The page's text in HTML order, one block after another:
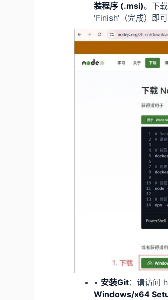
装程序 (.msi)。下
'Finish'（完成）即可
• 安装Git：请访问
Windows/x64